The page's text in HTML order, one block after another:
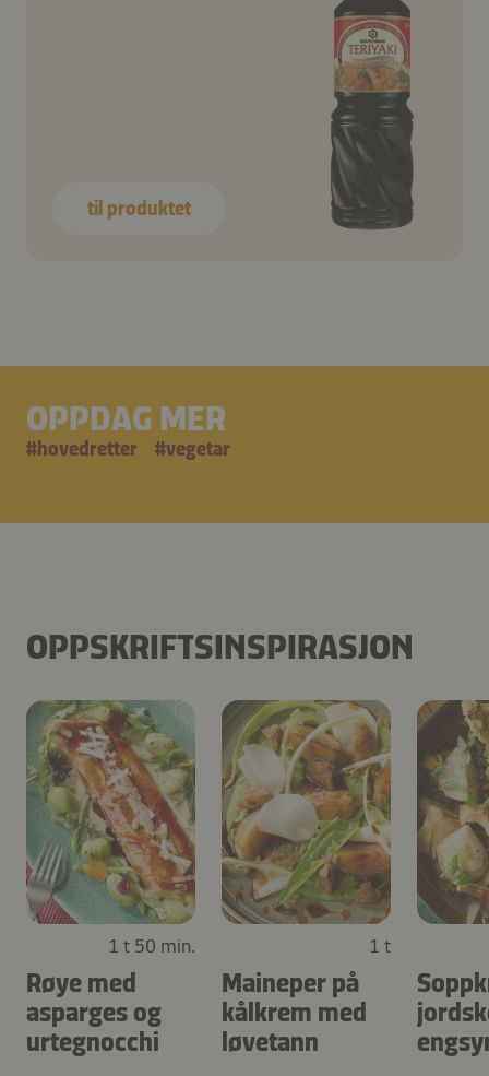
til produktet
OPPDAG MER
#hovedretter #vegetar
OPPSKRIFTSINSPIRASJON
1 t 50 min.
Røye med
asparges og
urtegnocchi
1 t
Maineper på
kålkrem med
løvetann